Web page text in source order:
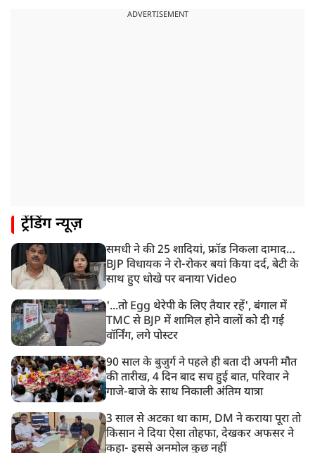
रांचीः छात्रों के समर्थन में विधायक जयराम महतो ने शुरू किया
देशभर में आज से 'हर घर तिरंगा' अभियान, सीएम योगी लखनऊ
8:21 AM
गाज़ियाबाद में मुठभेड़, 3 ड्रग तस्कर गिरफ्तार, 21 किलो गांजा
बरामद
ADVERTISEMENT
ट्रेंडिंग न्यूज़
समधी ने की 25 शादियां, फ्रॉड निकला दामाद…
BJP विधायक ने रो-रोकर बयां किया दर्द, बेटी के
साथ हुए धोखे पर बनाया Video
'...तो Egg थेरेपी के लिए तैयार रहें', बंगाल में
TMC से BJP में शामिल होने वालों को दी गई
वॉर्निंग, लगे पोस्टर
90 साल के बुजुर्ग ने पहले ही बता दी अपनी मौत
की तारीख, 4 दिन बाद सच हुई बात, परिवार ने
गाजे-बाजे के साथ निकाली अंतिम यात्रा
3 साल से अटका था काम, DM ने कराया पूरा तो
किसान ने दिया ऐसा तोहफा, देखकर अफसर ने
कहा- इससे अनमोल कुछ नहीं